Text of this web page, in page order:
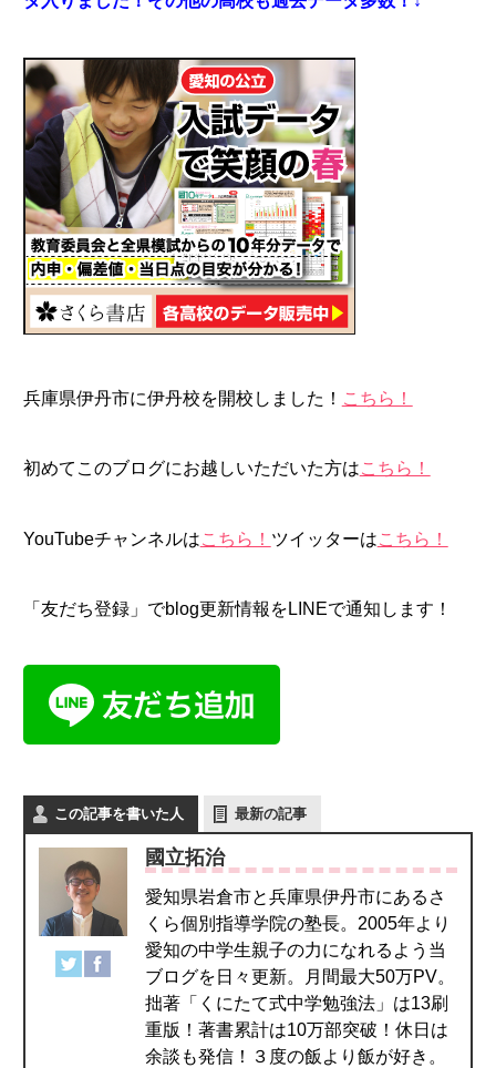
兵庫県伊丹市に伊丹校を開校しました！ こちら！
初めてこのブログにお越しいただいた方はこちら！
YouTubeチャンネルはこちら！ ツイッターはこちら！
「友だち登録」でblog更新情報をLINEで通知します！
この記事を書いた人 最新の記事
國立拓治
愛知県岩倉市と兵庫県伊丹市にあるさ
くら個別指導学院の塾長。2005年より
愛知の中学生親子の力になれるよう当
ブログを日々更新。月間最大50万PV。
拙著「くにたて式中学勉強法」は13刷
重版！著書累計は10万部突破！休日は
余談も発信！３度の飯より飯が好き。